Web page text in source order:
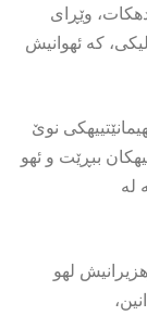
وێڕای
كه ئهوانیش
نوێ
ببڕێت و ئهو
له
لهو